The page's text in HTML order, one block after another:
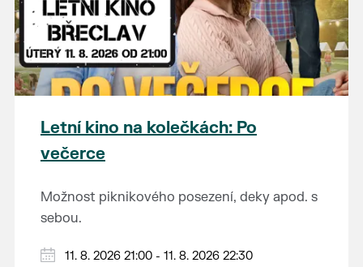
Letní kino na kolečkách: Po
večerce
Možnost piknikového posezení, deky apod. s
sebou.
V případě nepřízně počasí se promítání ruší.
11. 8. 2026 21:00 - 11. 8. 2026 22:30